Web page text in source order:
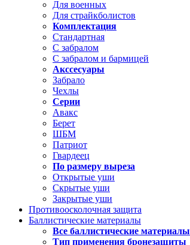
Для военных
Для страйкболистов
Комплектация
Стандартная
С забралом
С забралом и бармицей
Акссесуары
Забрало
Чехлы
Серии
Авакс
Берет
ШБМ
Патриот
Гвардеец
По размеру выреза
Открытые уши
Скрытые уши
Закрытые уши
Противоосколочная защита
Баллистические материалы
Все баллистические материалы
Тип применения бронезащиты